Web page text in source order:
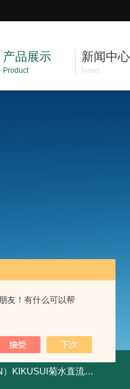
友！有什么可以帮
产品展示
Product
新闻中心
News
菊水直流电源-四象限节能测试